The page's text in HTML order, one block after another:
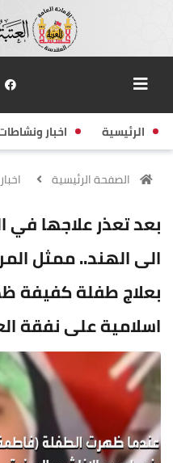
الرئيسية اخبار
الصفحة الرئيسية اخبار
بعد تعذر علاجها في
الى الهند.. ممثل
بعلاج طفلة كفيفة
اسلامية على نفقة